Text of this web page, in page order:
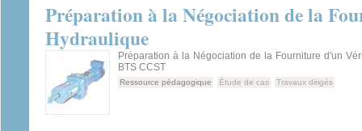
Préparation à la Négociation de la
Hydraulique
Préparation à la Négociation de la Fourniture d'un
BTS CCST
Ressource pédagogique Étude de cas Travaux dirigés